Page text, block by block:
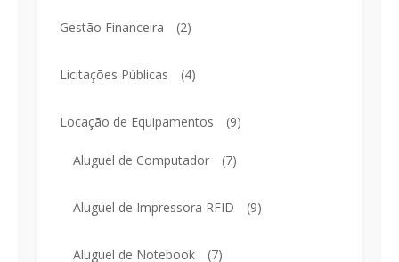
Gestão Financeira (2)
Licitações Públicas (4)
Locação de Equipamentos (9)
Aluguel de Computador (7)
Aluguel de Impressora RFID (9)
Aluguel de Notebook (7)